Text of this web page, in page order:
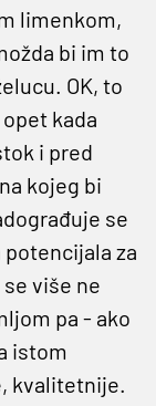
limenkom,
bi im to
OK, to
kada
i pred
kojeg bi
se
za
više ne
pa - ako
istom
kvalitetnije.